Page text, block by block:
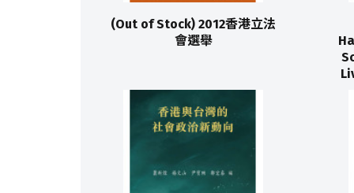
(Out of Stock) 2012香港立法
會選舉